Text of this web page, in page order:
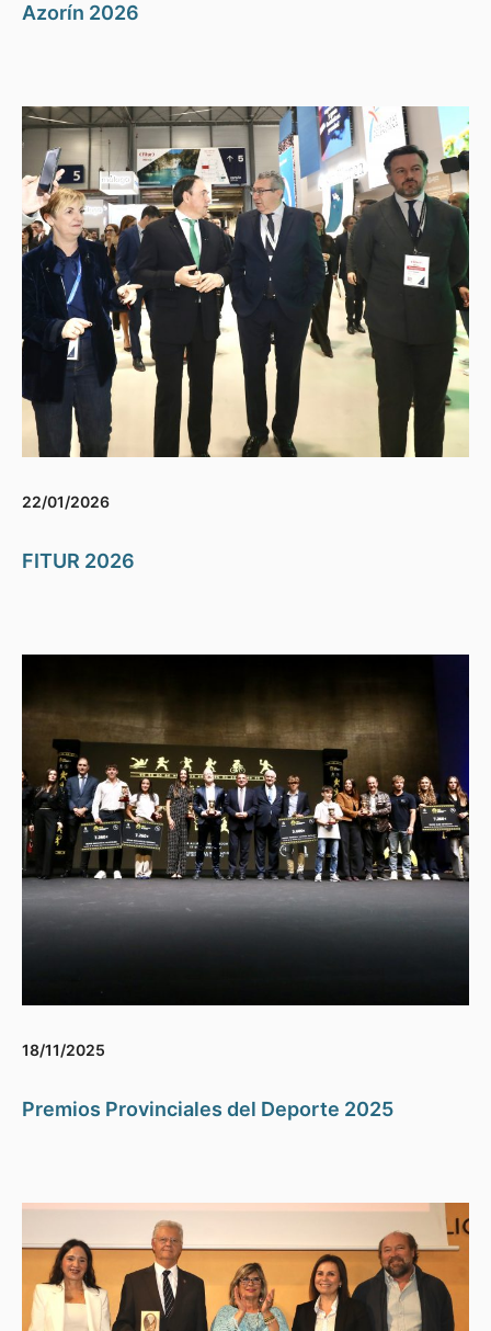
Azorín 2026
22/01/2026
FITUR 2026
18/11/2025
Premios Provinciales del Deporte 2025